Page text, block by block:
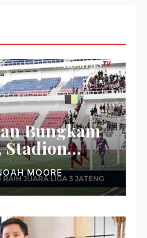
Bungkam
Stadion
MOORE